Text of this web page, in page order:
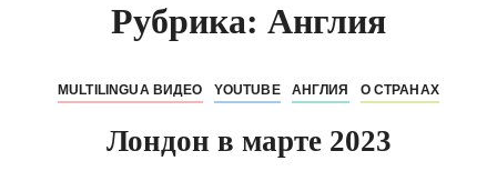
Рубрика: Англия
MULTILINGUA ВИДЕО YOUTUBE АНГЛИЯ О СТРАНАХ
Лондон в марте 2023